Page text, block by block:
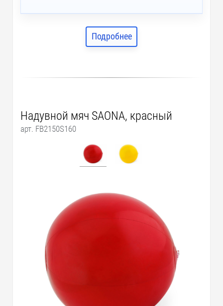
Подробнее
Надувной мяч SAONA, красный
арт. FB2150S160